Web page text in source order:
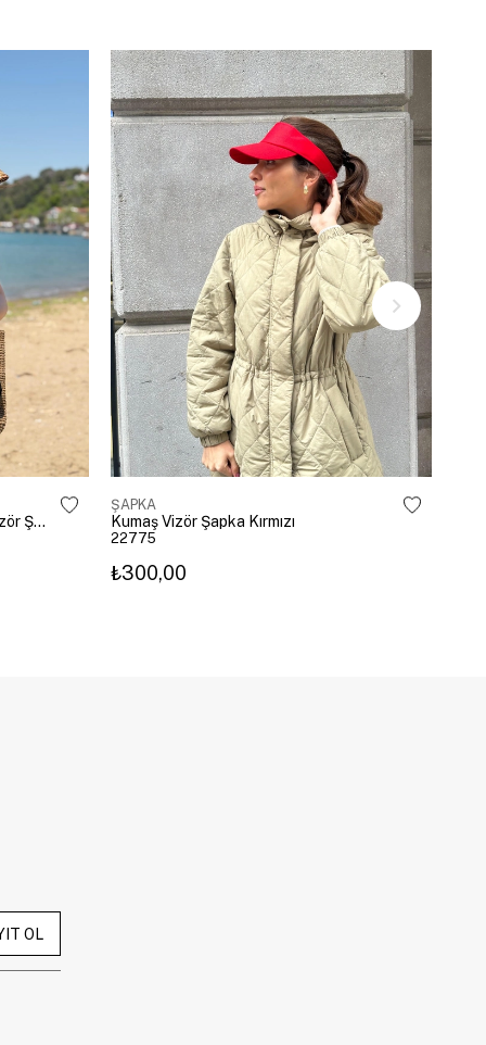
Leopar Kenarlı Üstü Açık Hasır Vizör Şapka Kahve
ŞAPKA
Kumaş Vizör Şapka Kırmızı
22775
₺300,00
OL